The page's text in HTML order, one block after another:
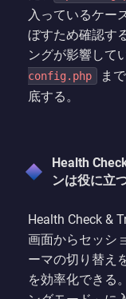
入っているケー
ぼすため確認す
ングが影響して
config.php
ま
底する。
Health
ンは役に立
Health Check &
画面からセッシ
ーマの切り替え
を効率化できる